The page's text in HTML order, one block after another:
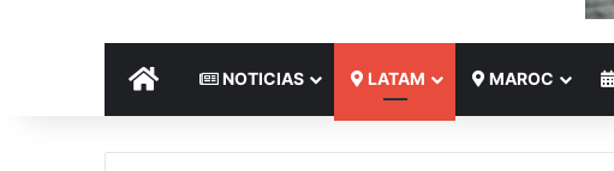
INICIO NOTICIAS LATAM MAROC